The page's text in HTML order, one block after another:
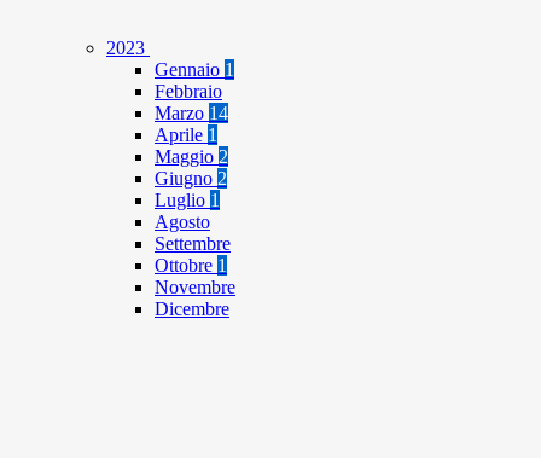
2023
Gennaio 1
Febbraio
Marzo 14
Aprile 1
Maggio 2
Giugno 2
Luglio 1
Agosto
Settembre
Ottobre 1
Novembre
Dicembre